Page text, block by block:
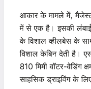
आकार के मामले में,
में से एक है। इसकी
के विशाल व्हीलबेस के
विशाल केबिन देती है।
810 मिमी वॉटर-वेडिंग
साहसिक ड्राइविंग के